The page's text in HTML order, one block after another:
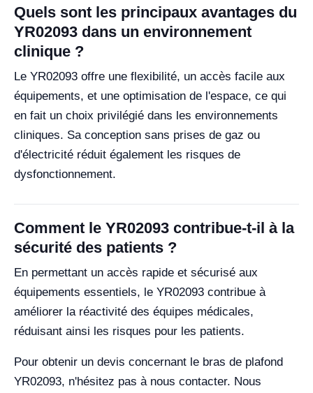
Quels sont les principaux avantages du
YR02093 dans un environnement
clinique ?
Le YR02093 offre une flexibilité, un accès facile aux
équipements, et une optimisation de l'espace, ce qui
en fait un choix privilégié dans les environnements
cliniques. Sa conception sans prises de gaz ou
d'électricité réduit également les risques de
dysfonctionnement.
Comment le YR02093 contribue-t-il à la
sécurité des patients ?
En permettant un accès rapide et sécurisé aux
équipements essentiels, le YR02093 contribue à
améliorer la réactivité des équipes médicales,
réduisant ainsi les risques pour les patients.
Pour obtenir un devis concernant le bras de plafond
YR02093, n'hésitez pas à nous contacter. Nous